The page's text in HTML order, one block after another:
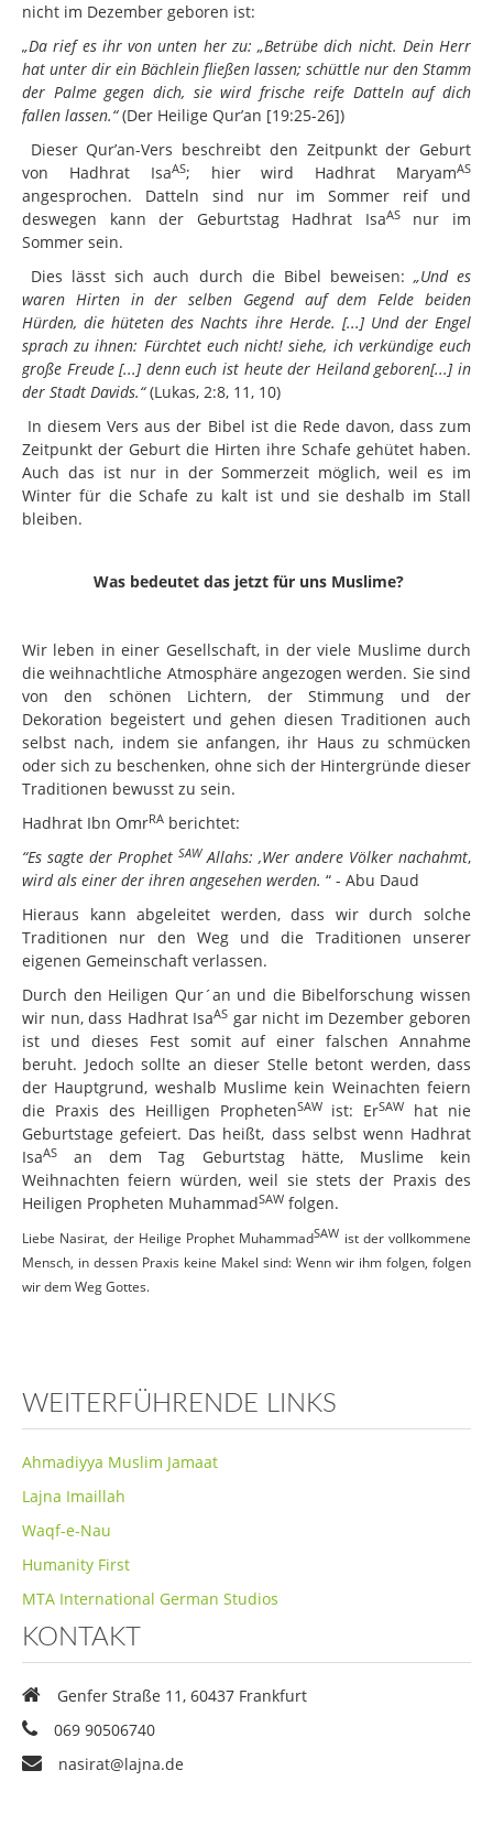
Quiz
Rezeptideen
Bastelideen
Freizeitbeschäftigungen
Selbstreform-Challenge
Nasirat Erlebnisse
Ramadhan Challenge
Nasirat Fahrt 2025
Mediathek
Galerie
TTK
Salana Ijtema
Nasirat Fahrt
Holland 2017
nicht im Dezember geboren ist:
„Da rief es ihr von unten her zu: „Betrübe dich nicht. Dein Herr
hat unter dir ein Bächlein fließen lassen; schüttle nur den Stamm
der Palme gegen dich, sie wird frische reife Datteln auf dich
fallen lassen.“(Der Heilige Qur’an [19:25-26])
Dieser Qur’an-Vers beschreibt den Zeitpunkt der Geburt
von Hadhrat IsaAS; hier wird Hadhrat MaryamAS
angesprochen. Datteln sind nur im Sommer reif und
deswegen kann der Geburtstag Hadhrat IsaASnur im
Sommer sein.
Dies lässt sich auch durch die Bibel beweisen: „Und es
waren Hirten in der selben Gegend auf dem Felde beiden
Hürden, die hüteten des Nachts ihre Herde. [...] Und der Engel
sprach zu ihnen: Fürchtet euch nicht! siehe, ich verkündige euch
große Freude [...] denn euch ist heute der Heiland geboren[...] in
der Stadt Davids.“(Lukas, 2:8, 11, 10)
In diesem Vers aus der Bibel ist die Rede davon, dass zum
Zeitpunkt der Geburt die Hirten ihre Schafe gehütet haben.
Auch das ist nur in der Sommerzeit möglich, weil es im
Winter für die Schafe zu kalt ist und sie deshalb im Stall
bleiben.
Was bedeutet das jetzt für uns Muslime?
Wir leben in einer Gesellschaft, in der viele Muslime durch
die weihnachtliche Atmosphäre angezogen werden. Sie sind
von den schönen Lichtern, der Stimmung und der
Dekoration begeistert und gehen diesen Traditionen auch
selbst nach, indem sie anfangen, ihr Haus zu schmücken
oder sich zu beschenken, ohne sich der Hintergründe dieser
Traditionen bewusst zu sein.
Hadhrat Ibn OmrRA berichtet:
“Es sagte der Prophet SAWAllahs: ‚Wer andere Völker nachahmt,
wird als einer der ihren angesehen werden. “ - Abu Daud
Hieraus kann abgeleitet werden, dass wir durch solche
Traditionen nur den Weg und die Traditionen unserer
eigenen Gemeinschaft verlassen.
Durch den Heiligen Qur´an und die Bibelforschung wissen
wir nun, dass Hadhrat IsaAS gar nicht im Dezember geboren
ist und dieses Fest somit auf einer falschen Annahme
beruht. Jedoch sollte an dieser Stelle betont werden, dass
der Hauptgrund, weshalb Muslime kein Weinachten feiern
die Praxis des Heilligen ProphetenSAWist: ErSAW
hat nie
Geburtstage gefeiert. Das heißt, dass selbst wenn Hadhrat
IsaAS
an dem Tag Geburtstag hätte, Muslime kein
Weihnachten feiern würden, weil sie stets der Praxis des
Heiligen Propheten MuhammadSAW folgen.
Liebe Nasirat, der Heilige Prophet MuhammadSAW ist der vollkommene
Mensch, in dessen Praxis keine Makel sind: Wenn wir ihm folgen, folgen
wir dem Weg Gottes.
WEITERFÜHRENDE LINKS
Ahmadiyya Muslim Jamaat
Lajna Imaillah
Waqf-e-Nau
Humanity First
MTA International German Studios
KONTAKT
Genfer Straße 11, 60437 Frankfurt
069 90506740
nasirat@lajna.de